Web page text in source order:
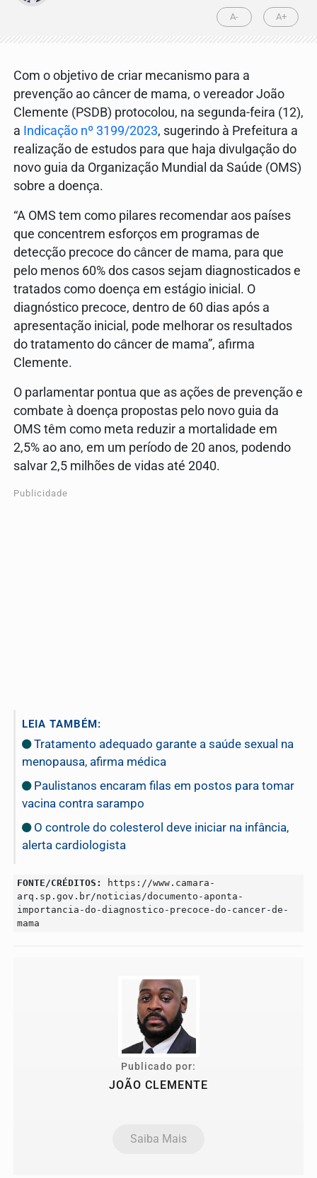
A- A+
Com o objetivo de criar mecanismo para a
prevenção ao câncer de mama, o vereador João
Clemente (PSDB) protocolou, na segunda-feira (12),
a Indicação nº 3199/2023, sugerindo à Prefeitura a
realização de estudos para que haja divulgação do
novo guia da Organização Mundial da Saúde (OMS)
sobre a doença.
“A OMS tem como pilares recomendar aos países
que concentrem esforços em programas de
detecção precoce do câncer de mama, para que
pelo menos 60% dos casos sejam diagnosticados e
tratados como doença em estágio inicial. O
diagnóstico precoce, dentro de 60 dias após a
apresentação inicial, pode melhorar os resultados
do tratamento do câncer de mama”, afirma
Clemente.
O parlamentar pontua que as ações de prevenção e
combate à doença propostas pelo novo guia da
OMS têm como meta reduzir a mortalidade em
2,5% ao ano, em um período de 20 anos, podendo
salvar 2,5 milhões de vidas até 2040.
Publicidade
LEIA TAMBÉM:
Tratamento adequado garante a saúde sexual na
menopausa, afirma médica
Paulistanos encaram filas em postos para tomar
vacina contra sarampo
O controle do colesterol deve iniciar na infância,
alerta cardiologista
FONTE/CRÉDITOS:
https://www.camara-
arq.sp.gov.br/noticias/documento-aponta-
importancia-do-diagnostico-precoce-do-cancer-de-
mama
Publicado por:
JOÃO CLEMENTE
Saiba Mais